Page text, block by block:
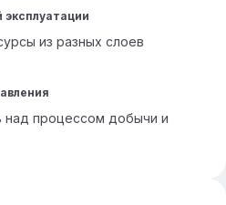
эксплуатации
из разных слоев
процессом добычи и